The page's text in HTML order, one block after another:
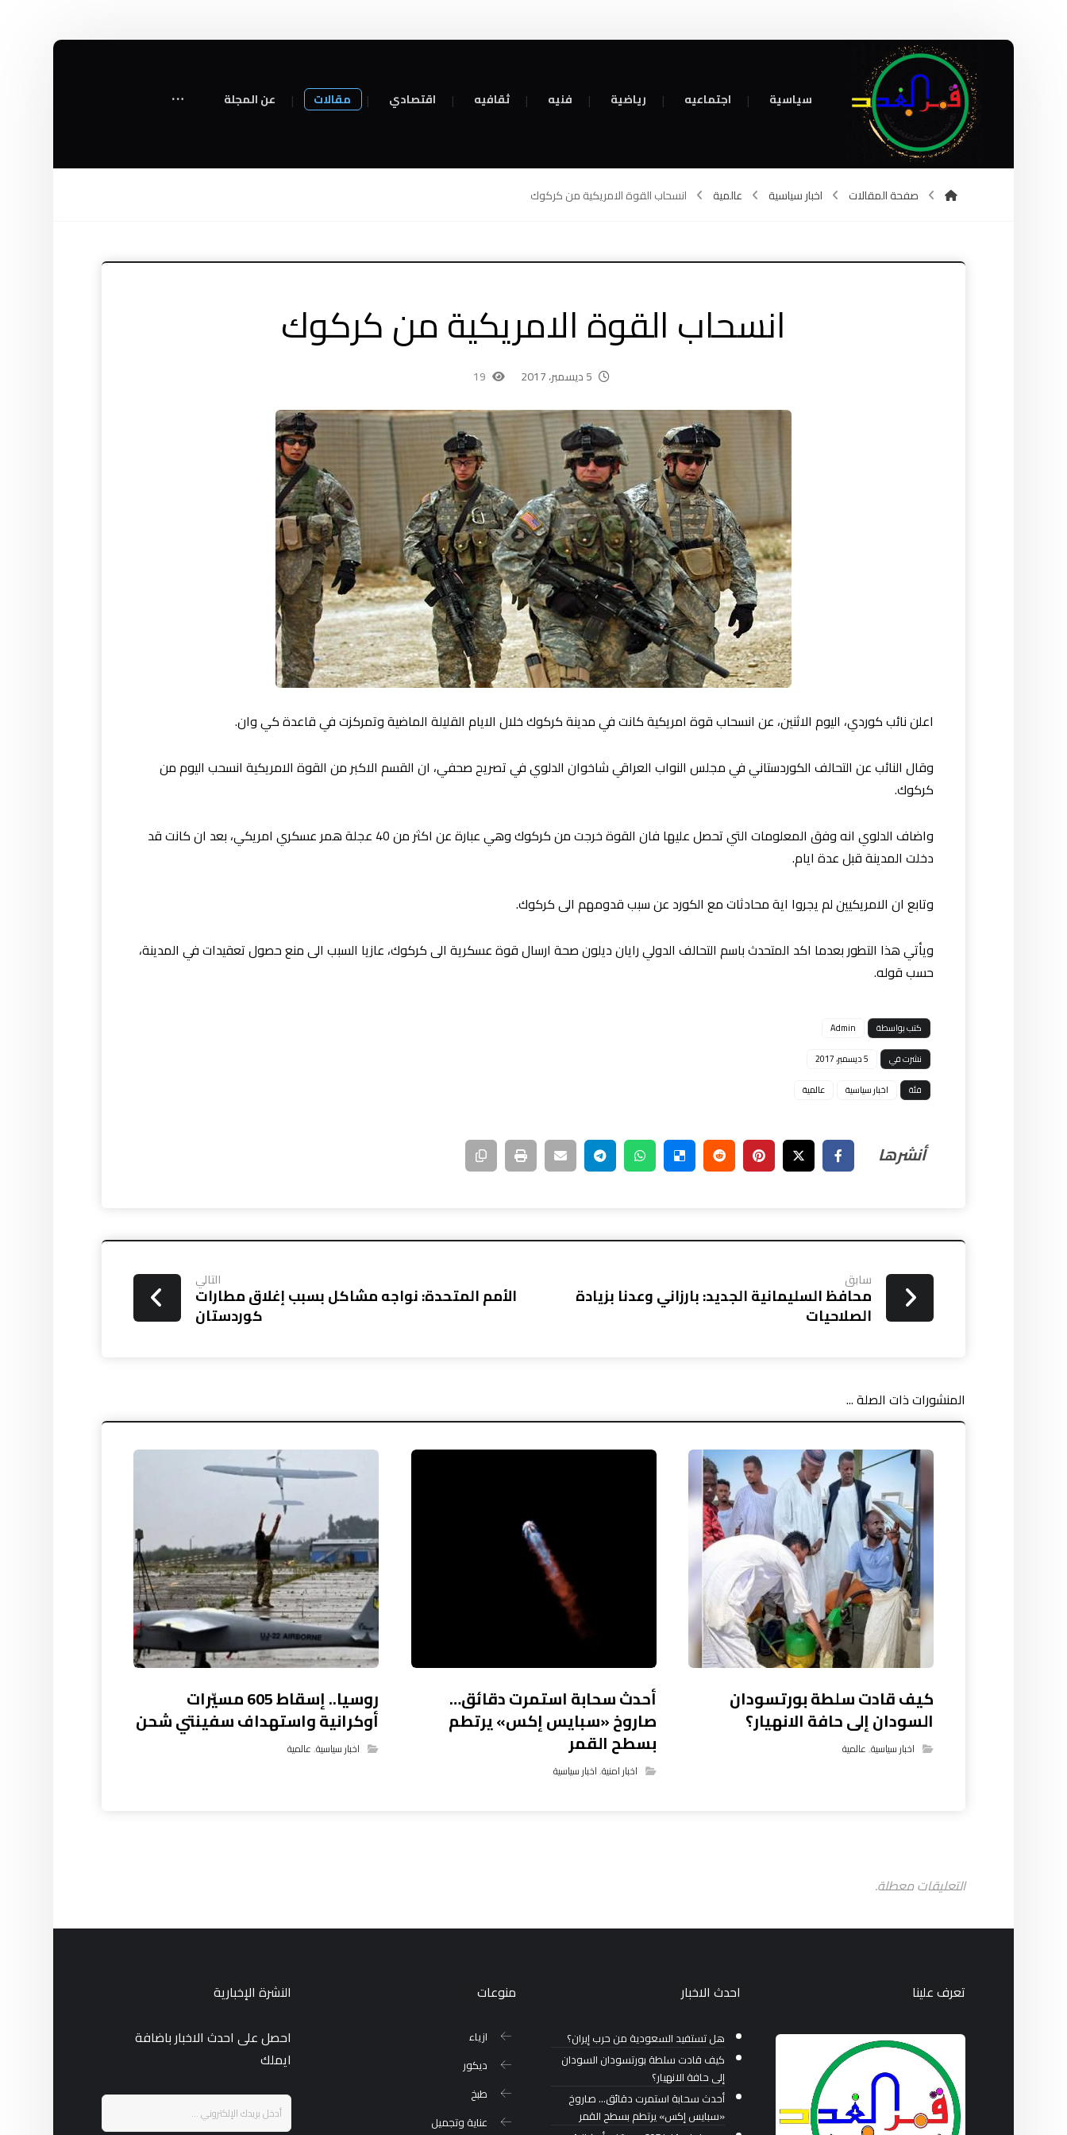
سياسية اجتماعيه رياضية فنيه ثقافيه اقتصادي مقالات عن المجلة
صفحة المقالات اخبار سياسية عالمية انسحاب القوة الامريكية من كركوك
انسحاب القوة الامريكية من كركوك
5 ديسمبر، 2017 19
اعلن نائب كوردي، اليوم الاثنين، عن انسحاب قوة امريكية كانت في مدينة كركوك خلال الايام القليلة الماضية وتمركزت في قاعدة كي وان.
وقال النائب عن التحالف الكوردستاني في مجلس النواب العراقي شاخوان الدلوي في تصريح صحفي، ان القسم الاكبر من القوة الامريكية انسحب اليوم من
كركوك.
واضاف الدلوي انه وفق المعلومات التي تحصل عليها فان القوة خرجت من كركوك وهي عبارة عن اكثر من 40 عجلة همر عسكري امريكي، بعد ان كانت قد
دخلت المدينة قبل عدة ايام.
وتابع ان الامريكيين لم يجروا اية محادثات مع الكورد عن سبب قدومهم الى كركوك.
ويأتي هذا التطور بعدما اكد المتحدث باسم التحالف الدولي رايان ديلون صحة ارسال قوة عسكرية الى كركوك، عازيا السبب الى منع حصول تعقيدات في المدينة،
حسب قوله.
كتب بواسطة
Admin
نشرت في
5 ديسمبر، 2017
فئة
اخبار سياسية عالمية
سابق
محافظ السليمانية الجديد: بارزاني وعدنا بزيادة
الصلاحيات
التالي
الأمم المتحدة: نواجه مشاكل بسبب إغلاق مطارات
كوردستان
المنشورات ذات الصلة ...
كيف قادت سلطة بورتسودان
السودان إلى حافة الانهيار؟
اخبار سياسية,عالمية
أحدث سحابة استمرت دقائق…
صاروخ «سبايس إكس» يرتطم
بسطح القمر
اخبار امنية,اخبار سياسية
روسيا.. إسقاط 605 مسيّرات
أوكرانية واستهداف سفينتي شحن
اخبار سياسية,عالمية
التعليقات معطلة.
تعرف علينا احدث الاخبار
هل تستفيد السعودية من حرب إيران؟
كيف قادت سلطة بورتسودان السودان
إلى حافة الانهيار؟
أحدث سحابة استمرت دقائق… صاروخ
«سبايس إكس» يرتطم بسطح القمر
منوعات
ازياء
ديكور
طبخ
عناية وتجميل
النشرة الإخبارية
احصل على احدث الاخبار باضافة
ايملك